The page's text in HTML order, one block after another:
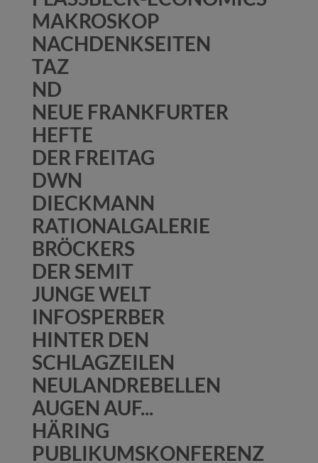
MAKROSKOP
NACHDENKSEITEN
TAZ
ND
NEUE FRANKFURTER
HEFTE
DER FREITAG
DWN
DIECKMANN
RATIONALGALERIE
BRÖCKERS
DER SEMIT
JUNGE WELT
INFOSPERBER
HINTER DEN
SCHLAGZEILEN
NEULANDREBELLEN
AUGEN AUF...
HÄRING
PUBLIKUMSKONFERENZ